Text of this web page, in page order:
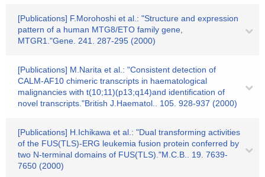
[Publications] F.Morohoshi et al.: "Structure and expression
pattern of a human MTG8/ETO family gene,
MTGR1."Gene. 241. 287-295 (2000)
[Publications] M.Narita et al.: "Consistent detection of
CALM-AF10 chimeric transcripts in haematological
malignancies with t(10;11)(p13;q14)and identification of
novel transcripts."British J.Haematol.. 105. 928-937 (2000)
[Publications] H.Ichikawa et al.: "Dual transforming activities
of the FUS(TLS)-ERG leukemia fusion protein conferred by
two N-terminal domains of FUS(TLS)."M.C.B.. 19. 7639-
7650 (2000)